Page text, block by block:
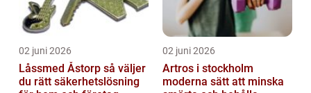
02 juni 2026
Låssmed Åstorp så väljer
du rätt säkerhetslösning
02 juni 2026
Artros i stockholm
moderna sätt att minska